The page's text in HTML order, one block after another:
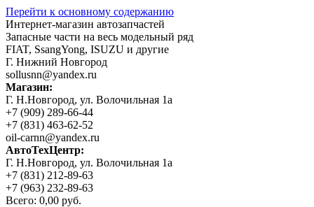
Перейти к основному содержанию
Интернет-магазин автозапчастей
Запасные части на весь модельный ряд
FIAT, SsangYong, ISUZU и другие
Г. Нижний Новгород
sollusnn@yandex.ru
Магазин:
Г. Н.Новгород, ул. Волочильная 1а
+7 (909) 289-66-44
+7 (831) 463-62-52
oil-carnn@yandex.ru
АвтоТехЦентр:
Г. Н.Новгород, ул. Волочильная 1а
+7 (831) 212-89-63
+7 (963) 232-89-63
Всего: 0,00 руб.